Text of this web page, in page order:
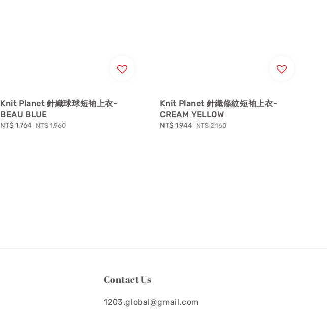
Knit Planet 針織球球短袖上衣-
BEAU BLUE
Sale
NT$ 1,764 Regular
NT$ 1,960
Knit Planet 針織條紋短袖上衣-
CREAM YELLOW
Sale
NT$ 1,944 Regular
NT$ 2,160
Contact Us
1203.global@gmail.com